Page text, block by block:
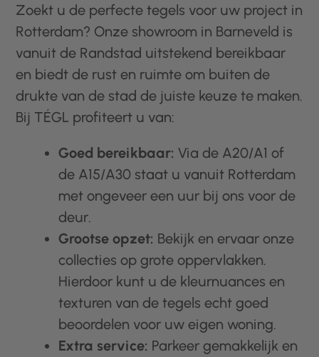
Zoekt u de perfecte tegels voor uw project in
Rotterdam? Onze showroom in Barneveld is
vanuit de Randstad uitstekend bereikbaar
en biedt de rust en ruimte om buiten de
drukte van de stad de juiste keuze te maken.
Bij TÉGL profiteert u van:
Goed bereikbaar: Via de A20/A1 of
de A15/A30 staat u vanuit Rotterdam
met ongeveer een uur bij ons voor de
deur.
Grootse opzet: Bekijk en ervaar onze
collecties op grote oppervlakken.
Hierdoor kunt u de kleurnuances en
texturen van de tegels echt goed
beoordelen voor uw eigen woning.
Extra service: Parkeer gemakkelijk en